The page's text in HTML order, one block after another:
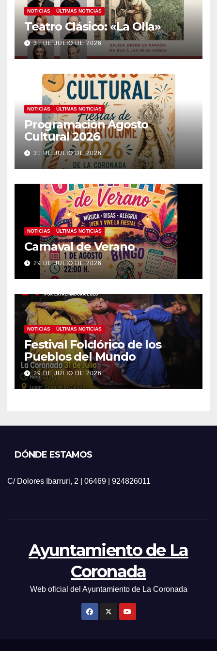
NOTICIAS ÚLTIMAS NOTICIAS
Teatro Clásico: «La Olla»
31 DE JULIO DE 2026
NOTICIAS ÚLTIMAS NOTICIAS
Programación Agosto
Cultural 2026
31 DE JULIO DE 2026
NOTICIAS ÚLTIMAS NOTICIAS
Carnaval de Verano
29 DE JULIO DE 2026
NOTICIAS ÚLTIMAS NOTICIAS
Festival Folclórico de los
Pueblos del Mundo
29 DE JULIO DE 2026
DÓNDE ESTAMOS
C/ Dolores Ibarruri, 2 | 06469 | 924826011
Ayuntamiento de La
Coronada
Web oficial del Ayuntamiento de La Coronada